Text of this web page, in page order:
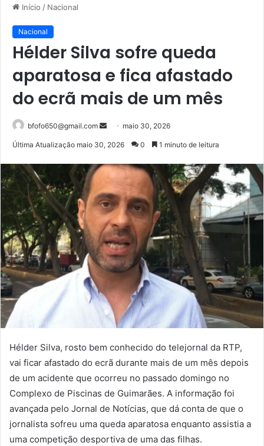
Início / Nacional
Nacional
Hélder Silva sofre queda
aparatosa e fica afastado
do ecrã mais de um mês
bfofo650@gmail.com
Mande
mail
maio 30, 2026
Última Atualização maio 30, 2026 0 1 minuto de leitura
Hélder Silva, rosto bem conhecido do telejornal da RTP,
vai ficar afastado do ecrã durante mais de um mês depois
de um acidente que ocorreu no passado domingo no
Complexo de Piscinas de Guimarães. A informação foi
avançada pelo Jornal de Notícias, que dá conta de que o
jornalista sofreu uma queda aparatosa enquanto assistia a
uma competição desportiva de uma das filhas.